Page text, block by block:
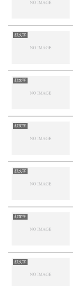
顔文字
顔文字
顔文字
顔文字
顔文字
顔文字